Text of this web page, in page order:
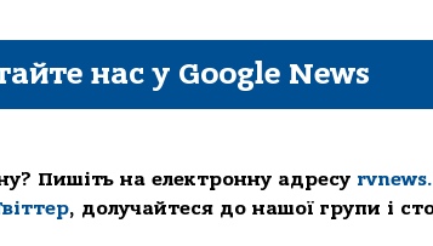
нас у Google News
Пишіть на електронну адресу
, долучайтеся до нашої групи і